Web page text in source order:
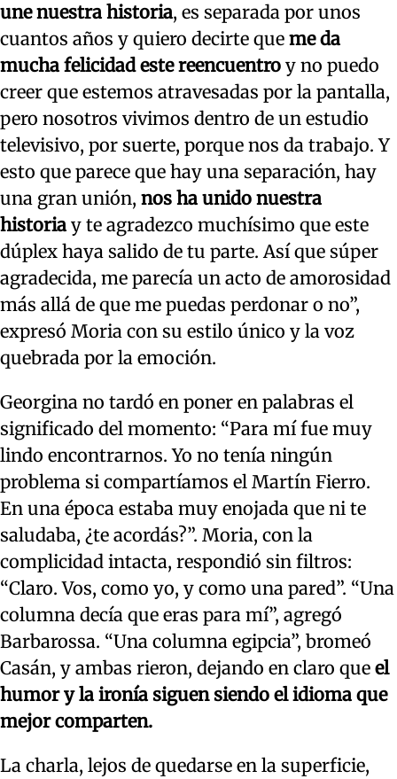
une nuestra historia, es separada por unos
cuantos años y quiero decirte que me da
mucha felicidad este reencuentro y no puedo
creer que estemos atravesadas por la pantalla,
pero nosotros vivimos dentro de un estudio
televisivo, por suerte, porque nos da trabajo. Y
esto que parece que hay una separación, hay
una gran unión, nos ha unido nuestra
historia y te agradezco muchísimo que este
dúplex haya salido de tu parte. Así que súper
agradecida, me parecía un acto de amorosidad
más allá de que me puedas perdonar o no”,
expresó Moria con su estilo único y la voz
quebrada por la emoción.
Georgina no tardó en poner en palabras el
significado del momento: “Para mí fue muy
lindo encontrarnos. Yo no tenía ningún
problema si compartíamos el Martín Fierro.
En una época estaba muy enojada que ni te
saludaba, ¿te acordás?”. Moria, con la
complicidad intacta, respondió sin filtros:
“Claro. Vos, como yo, y como una pared”. “Una
columna decía que eras para mí”, agregó
Barbarossa. “Una columna egipcia”, bromeó
Casán, y ambas rieron, dejando en claro que el
humor y la ironía siguen siendo el idioma que
mejor comparten.
La charla, lejos de quedarse en la superficie,